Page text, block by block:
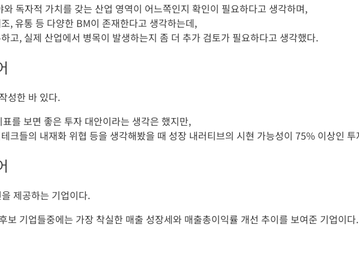
독자적 가치를 갖는 산업 영역이 어느쪽인지 확인이 필요하다고 생각하며,
, 유통 등 다양한 BM이 존재한다고 생각하는데,
고, 실제 산업에서 병목이 발생하는지 좀 더 추가 검토가 필요하다고 생각했다.
성한 바 있다.
를 보면 좋은 투자 대안이라는 생각은 했지만,
크들의 내재화 위협 등을 생각해봤을 때 성장 내러티브의 시현 가능성이 75% 이상인
제공하는 기업이다.
보 기업들중에는 가장 착실한 매출 성장세와 매출총이익률 개선 추이를 보여준 기업이다.